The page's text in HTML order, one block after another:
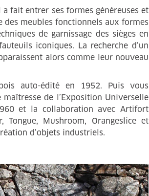
fait entrer ses formes généreuses et
des meubles fonctionnels aux formes
de garnissage des sièges en
iconiques. La recherche d’un
alors comme leur nouveau
auto-édité en 1952. Puis vous
de l’Exposition Universelle
et la collaboration avec Artifort
Mushroom, Orangeslice et
d’objets industriels.